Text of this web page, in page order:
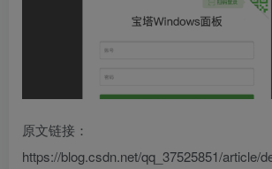
原文链接：
https://blog.csdn.net/qq_37525851/article/